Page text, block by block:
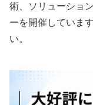
術、ソリューショ
ーを開催していま
い。